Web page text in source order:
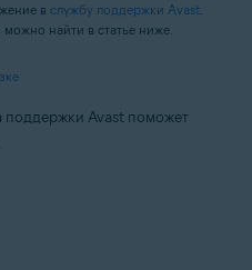
в службу поддержки Avast.
найти в статье ниже.
Avast поможет